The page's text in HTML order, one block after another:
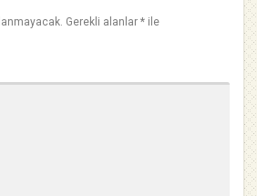
Gerekli alanlar * ile